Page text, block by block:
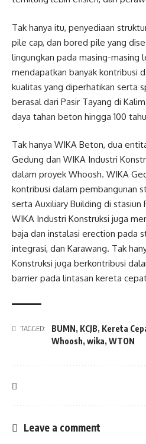
Tak hanya itu, penyediaan
pile cap, dan bored pile yang
lingungkan pada masing-masing
mendapatkan banyak kontribusi
kualitas yang diperhatikan serta
berasal dari Pasir Tayang di
daya tahan beton hingga 100
Tak hanya WIKA Beton, dua
Gedung dan WIKA Industri
dalam proyek Whoosh. WIKA
kontribusi dalam pembangunan
serta Auxiliary Building di stasiun
WIKA Industri Konstruksi juga
baja dan instalasi erection pada
integrasi, dan Karawang. Tak
Konstruksi juga berkontribusi
barrier pada lintasan kereta
TAGGED: BUMN, KCJB, Kereta
Whoosh, wika, WTON
Leave a comment